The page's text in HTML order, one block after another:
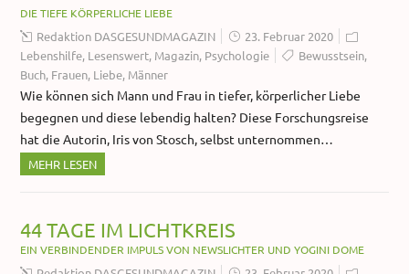
DIE TIEFE KÖRPERLICHE LIEBE
Redaktion DASGESUNDMAGAZIN
23. Februar 2020
Lebenshilfe, Lesenswert, Magazin, Psychologie Bewusstsein,
Buch, Frauen, Liebe, Männer
Wie können sich Mann und Frau in tiefer, körperlicher Liebe
begegnen und diese lebendig halten? Diese Forschungsreise
hat die Autorin, Iris von Stosch, selbst unternommen…
MEHR LESEN
44 TAGE IM LICHTKREIS
EIN VERBINDENDER IMPULS VON NEWSLICHTER UND YOGINI DOME